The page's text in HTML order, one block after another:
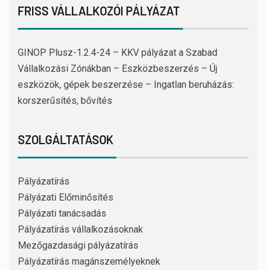
FRISS VÁLLALKOZÓI PÁLYÁZAT
GINOP Plusz-1.2.4-24 – KKV pályázat a Szabad
Vállalkozási Zónákban – Eszközbeszerzés – Új
eszközök, gépek beszerzése – Ingatlan beruházás:
korszerűsítés, bővítés
SZOLGÁLTATÁSOK
Pályázatírás
Pályázati Előminősítés
Pályázati tanácsadás
Pályázatírás vállalkozásoknak
Mezőgazdasági pályázatírás
Pályázatírás magánszemélyeknek